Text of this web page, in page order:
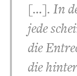
[…]. In
jede
die
die